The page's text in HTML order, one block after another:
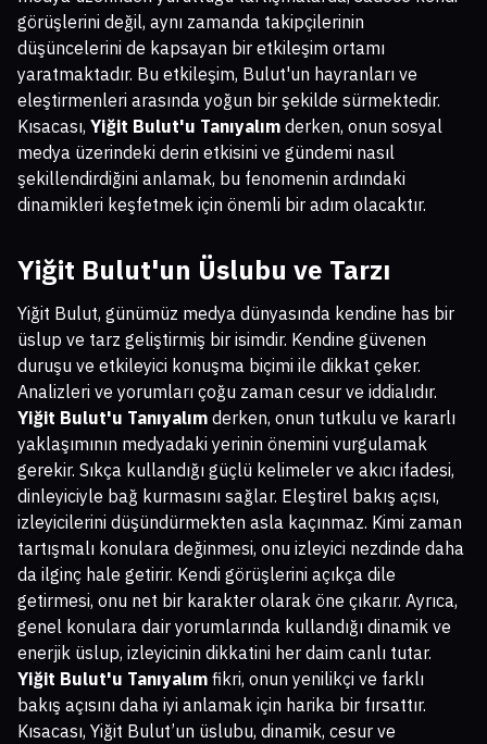
görüşlerini değil, aynı zamanda takipçilerinin
düşüncelerini de kapsayan bir etkileşim ortamı
yaratmaktadır. Bu etkileşim, Bulut'un hayranları ve
eleştirmenleri arasında yoğun bir şekilde sürmektedir.
Kısacası, Yiğit Bulut'u Tanıyalım derken, onun sosyal
medya üzerindeki derin etkisini ve gündemi nasıl
şekillendirdiğini anlamak, bu fenomenin ardındaki
dinamikleri keşfetmek için önemli bir adım olacaktır.
Yiğit Bulut'un Üslubu ve Tarzı
Yiğit Bulut, günümüz medya dünyasında kendine has bir
üslup ve tarz geliştirmiş bir isimdir. Kendine güvenen
duruşu ve etkileyici konuşma biçimi ile dikkat çeker.
Analizleri ve yorumları çoğu zaman cesur ve iddialıdır.
Yiğit Bulut'u Tanıyalım derken, onun tutkulu ve kararlı
yaklaşımının medyadaki yerinin önemini vurgulamak
gerekir. Sıkça kullandığı güçlü kelimeler ve akıcı ifadesi,
dinleyiciyle bağ kurmasını sağlar. Eleştirel bakış açısı,
izleyicilerini düşündürmekten asla kaçınmaz. Kimi zaman
tartışmalı konulara değinmesi, onu izleyici nezdinde daha
da ilginç hale getirir. Kendi görüşlerini açıkça dile
getirmesi, onu net bir karakter olarak öne çıkarır. Ayrıca,
genel konulara dair yorumlarında kullandığı dinamik ve
enerjik üslup, izleyicinin dikkatini her daim canlı tutar.
Yiğit Bulut'u Tanıyalım fikri, onun yenilikçi ve farklı
bakış açısını daha iyi anlamak için harika bir fırsattır.
Kısacası, Yiğit Bulut’un üslubu, dinamik, cesur ve